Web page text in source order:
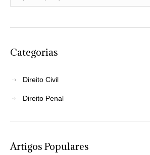
Categorias
Direito Civil
Direito Penal
Artigos Populares